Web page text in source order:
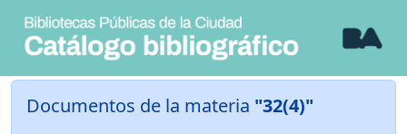
Documentos de la materia "32(4)"